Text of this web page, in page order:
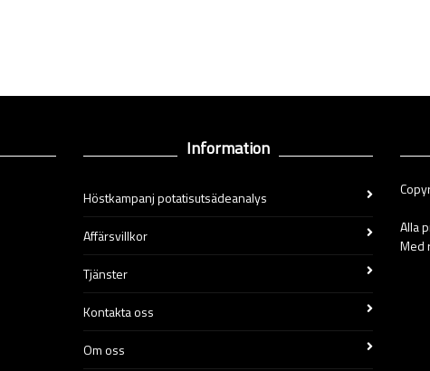
Information
Höstkampanj potatisutsädeanalys
Affärsvillkor
Tjänster
Kontakta oss
Om oss
Alla
Med